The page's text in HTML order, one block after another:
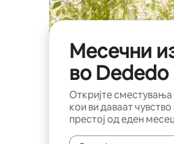
Месечни
во Dededo
Откријте
кои ви даваат
престој од еден